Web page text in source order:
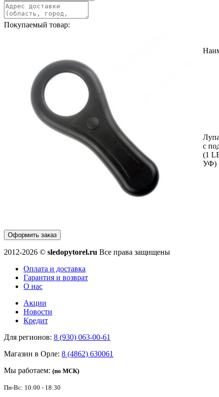
Покупаемый товар:
с
(1
УФ)
Оформить заказ
2012-2026 © sledopytorel.ru Все права защищены
Оплата и доставка
Гарантия и возврат
О нас
Акции
Новости
Кредит
Для регионов: 8 (930) 063-00-61
Магазин в Орле: 8 (4862) 630061
Мы работаем: (по МСК)
Пн-Вс: 10:00 - 18:30